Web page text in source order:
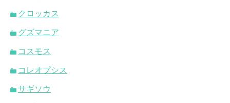
クロッカス
グズマニア
コスモス
コレオプシス
サギソウ